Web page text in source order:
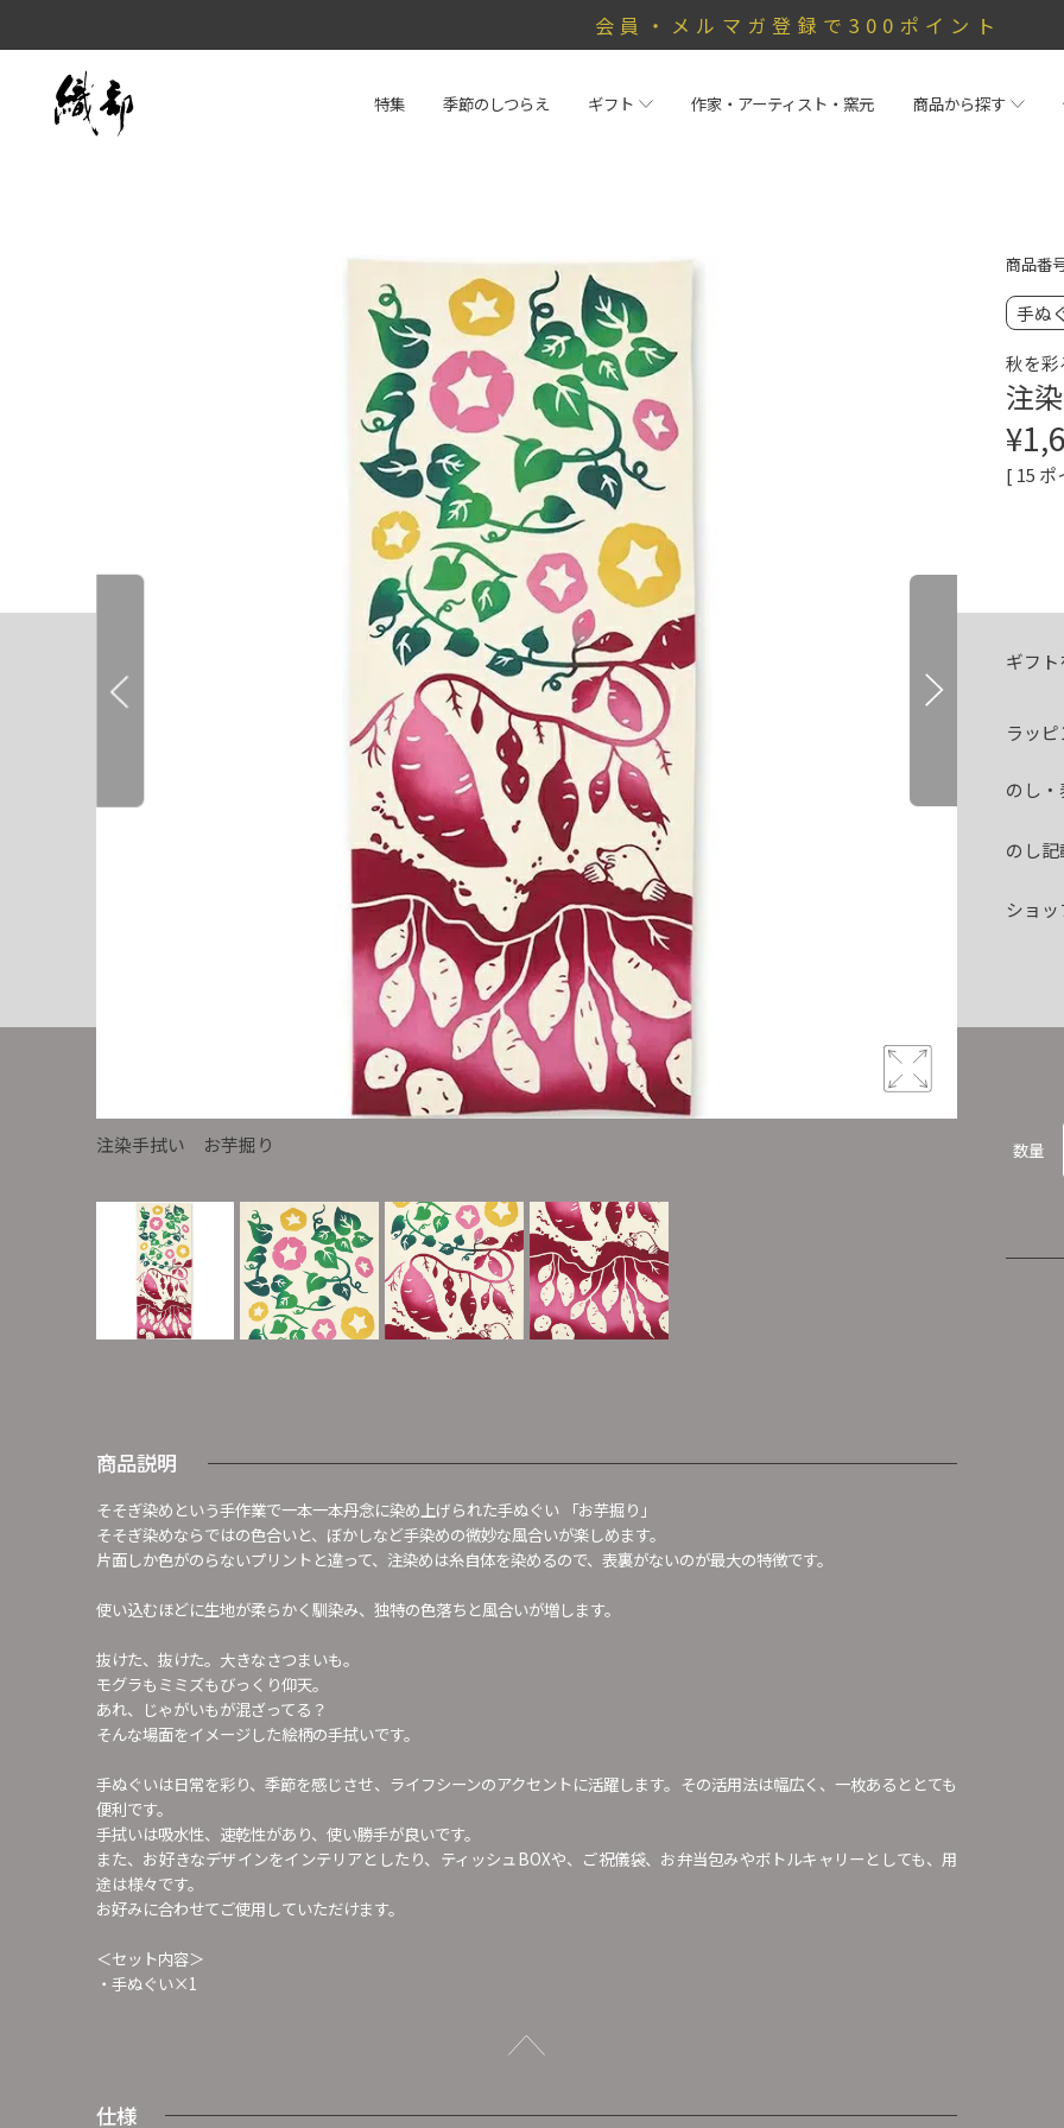
会員・メルマガ登録で300ポイント
特集 季節のしつらえ ギフト 作家・アーティスト・窯元 商品から探す
注染手拭い お芋掘り 抜けた、抜
商品説明
そそぎ染めという手作業で一本一本丹念に染め上げられた手ぬぐい 「お芋掘り」
そそぎ染めならではの色合いと、ぼかしなど手染めの微妙な風合いが楽しめます。
片面しか色がのらないプリントと違って、注染めは糸自体を染めるので、表裏がないのが最大の特徴です。
使い込むほどに生地が柔らかく馴染み、独特の色落ちと風合いが増します。
抜けた、抜けた。大きなさつまいも。
モグラもミミズもびっくり仰天。
あれ、じゃがいもが混ざってる？
そんな場面をイメージした絵柄の手拭いです。
手ぬぐいは日常を彩り、季節を感じさせ、ライフシーンのアクセントに活躍します。その活用法は幅広く、一枚あるととても
便利です。
手拭いは吸水性、速乾性があり、使い勝手が良いです。
また、お好きなデザインをインテリアとしたり、ティッシュBOXや、ご祝儀袋、お弁当包みやボトルキャリーとしても、用
途は様々です。
お好みに合わせてご使用していただけます。
＜セット内容＞
・手ぬぐい×1
仕様
商品番
手ぬ
秋を彩
注
¥
[ 15 ポ
ギフ
ラッ
のし・
のし記
ショ
数量